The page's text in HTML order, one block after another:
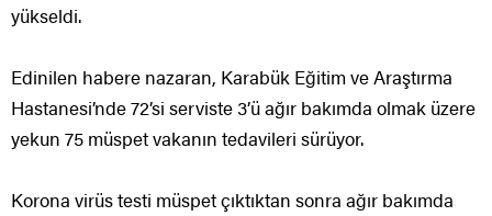
yükseldi.
Edinilen habere nazaran, Karabük Eğitim ve Araştırma
Hastanesi’nde 72’si serviste 3’ü ağır bakımda olmak üzere
yekun 75 müspet vakanın tedavileri sürüyor.
Korona virüs testi müspet çıktıktan sonra ağır bakımda